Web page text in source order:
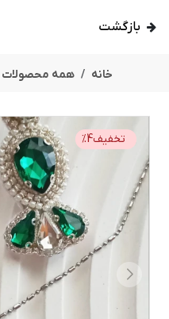
بازگشت
خانه همه محصولات
تخفیف %4